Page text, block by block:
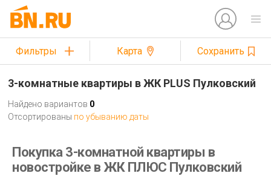
Фильтры Карта Сохранить
3-комнатные квартиры в ЖК PLUS Пулковский
Найдено вариантов 0
Отсортированы по убыванию даты
Покупка 3-комнатной квартиры в
новостройке в ЖК ПЛЮС Пулковский